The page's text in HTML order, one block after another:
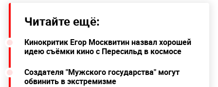
Читайте ещё:
Кинокритик Егор Москвитин назвал хорошей
идею съёмки кино с Пересильд в космосе
Создателя "Мужского государства" могут
обвинить в экстремизме